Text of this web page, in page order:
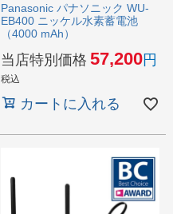
Panasonic パナソニック WU-
EB400 ニッケル水素蓄電池
（4000 mAh）
当店特別価格 57,200
税込
カートに入れる